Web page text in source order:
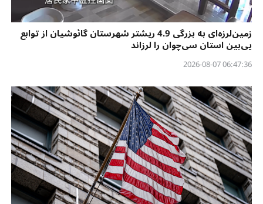
زمین‌لرزه‌ای به بزرگی 4.9 ریشتر شهرستان گائوشیان از توابع
یی‌بین استان سی‌چوان را لرزاند
06:47:36 2026-08-07